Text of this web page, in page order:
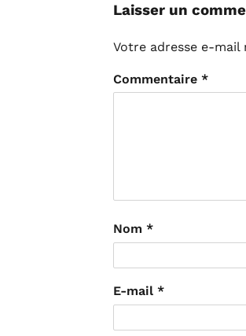
Laisser un
Votre adresse e-mail
Commentaire *
Nom *
E-mail *